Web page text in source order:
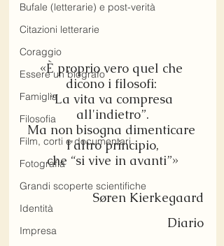
Bufale (letterarie) e post-verità
Citazioni letterarie
Coraggio
Essere un biografo
Famiglia
Filosofia
Film, corti e documentari
Fotografia
Grandi scoperte scientifiche
Identità
Impresa
«È proprio vero quel che
dicono i filosofi:
“La vita va compresa
all'indietro”.
Ma non bisogna dimenticare
l'altro principio,
che “si vive in avanti”»
Søren Kierkegaard
Diario